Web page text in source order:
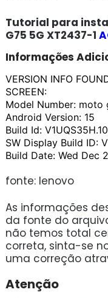
Tutorial para
G75 5G XT2437-1
Informações
VERSION INFO
SCREEN:
Model Number: moto
Android Version: 15
Build Id:
SW Display Build ID:
Build Date: Wed Dec
fonte: lenovo
As informações
da fonte do
não temos total
correta, sinta-se
uma correção
Atenção